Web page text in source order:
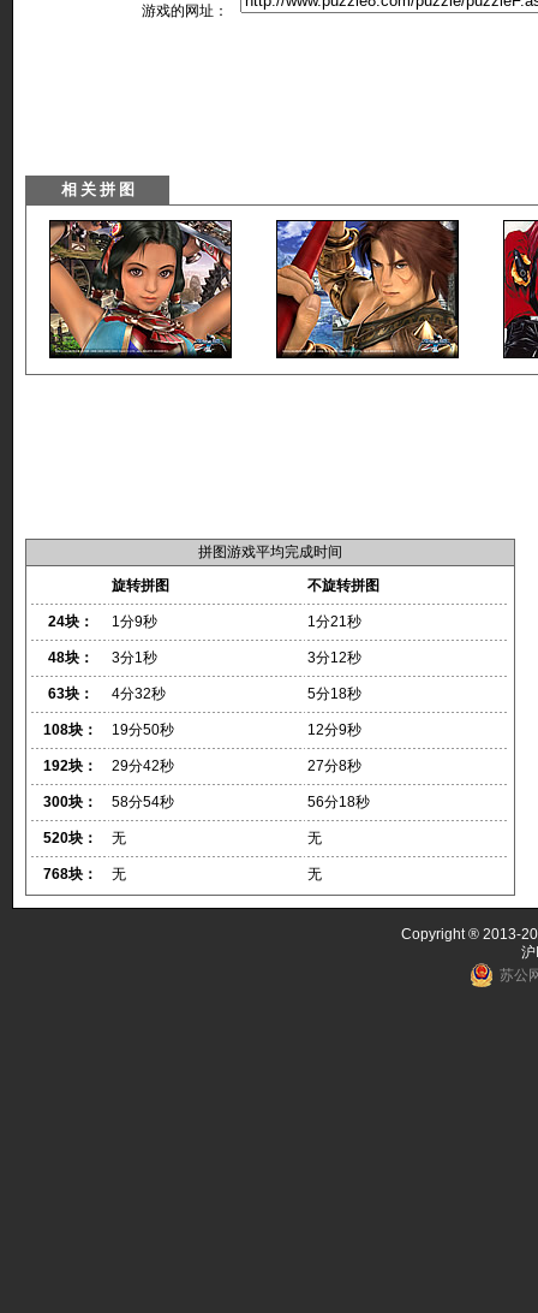
游戏的网址：
拼图游戏平均完成时间
旋转拼图
不旋转拼图
24块： 1分9秒 1分21秒
48块： 3分1秒 3分12秒
63块： 4分32秒 5分18秒
108块： 19分50秒 12分9秒
192块： 29分42秒 27分8秒
300块： 58分54秒 56分18秒
520块： 无 无
768块： 无 无
Copyright ® 2013-
苏公